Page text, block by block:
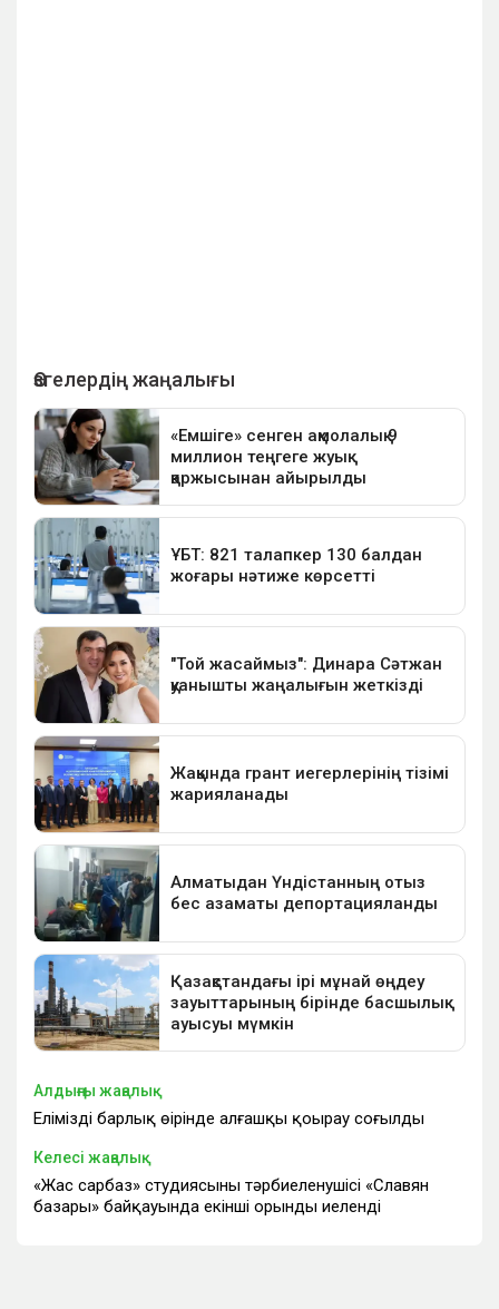
Алдыңғы жаңалық
Еліміздің барлық өңірінде алғашқы қоңырау соғылды
Келесі жаңалық
«Жас сарбаз» студиясының тәрбиеленушісі «Славян
базары» байқауында екінші орынды иеленді